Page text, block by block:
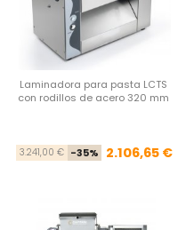
Laminadora para pasta LCTS
con rodillos de acero 320 mm
3.241,00 € -35% 2.106,65 €